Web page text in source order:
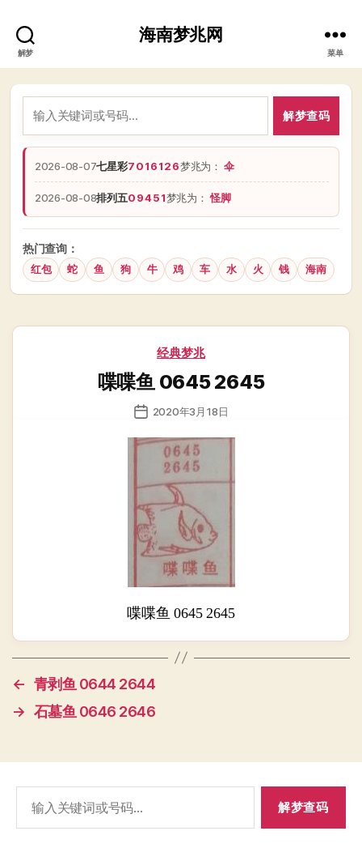
解梦
海南梦兆网
菜单
解梦查码
2026-08-07七星彩7016126梦兆为：伞
2026-08-08排列五09451梦兆为：怪脚
热门查询：
红包 蛇 鱼 狗 牛 鸡 车 水 火 钱 海南
分
经典梦兆
喋喋鱼 0645 2645
发
日
2020年3月18日
喋喋鱼 0645 2645
← 青剥鱼 0644 2644
→ 石墓鱼 0646 2646
索：